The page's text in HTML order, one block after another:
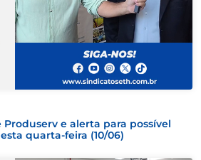
Produserv e alerta para possível
quarta-feira (10/06)